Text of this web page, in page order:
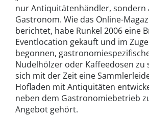
nur Antiquitätenhändler, sondern
Gastronom. Wie das Online-
berichtet, habe Runkel 2006 eine
Eventlocation gekauft und im
begonnen,
Nudelhölzer oder Kaffeedosen zu
sich mit der Zeit eine
Hofladen mit Antiquitäten
neben dem Gastronomiebetrieb
Angebot gehört.